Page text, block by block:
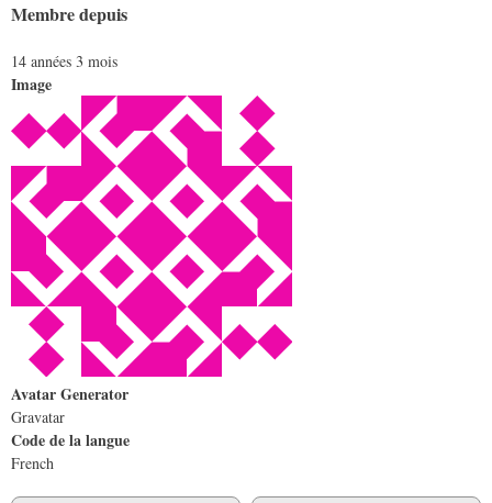
Membre depuis
14 années 3 mois
Image
Avatar Generator
Gravatar
Code de la langue
French